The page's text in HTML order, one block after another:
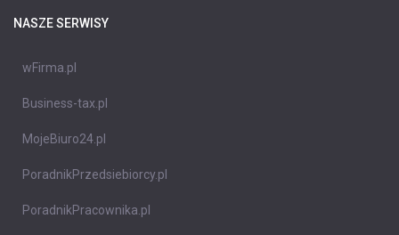
NASZE SERWISY
wFirma.pl
Business-tax.pl
MojeBiuro24.pl
PoradnikPrzedsiebiorcy.pl
PoradnikPracownika.pl